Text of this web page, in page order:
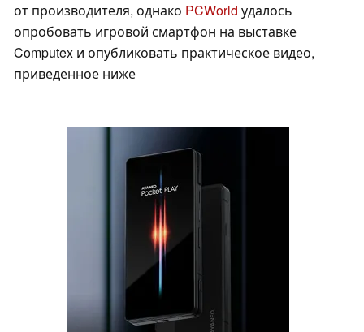
от производителя, однако PCWorld удалось
опробовать игровой смартфон на выставке
Computex и опубликовать практическое видео,
приведенное ниже